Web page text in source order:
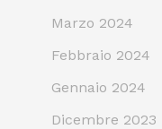
Marzo 2024
Febbraio 2024
Gennaio 2024
Dicembre 2023